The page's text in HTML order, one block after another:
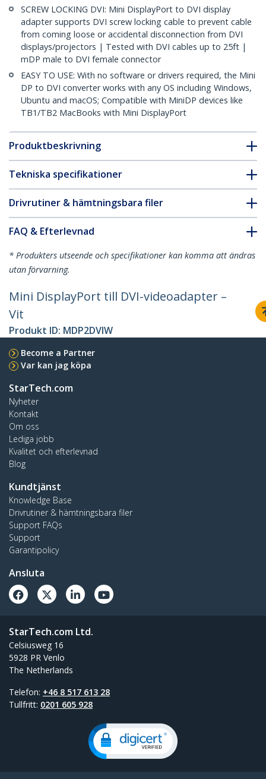
SCREW LOCKING DVI: Mini DisplayPort to DVI display
adapter supports DVI screw locking cable to prevent cable
from coming loose or accidental disconnection from DVI
displays/projectors | Tested with DVI cables up to 25ft |
mDP male to DVI female connector
EASY TO USE: With no software or drivers required, the Mini
DP to DVI converter works with any OS including Windows,
Ubuntu and macOS; Compatible with MiniDP devices like
TB1/TB2 MacBooks with Mini DisplayPort
Produktbeskrivning
Tekniska specifikationer
Drivrutiner & hämtningsbara filer
FAQ & Efterlevnad
* Produkters utseende och specifikationer kan komma att ändras
utan förvarning.
Mini DisplayPort till DVI-videoadapter –
Vit
Produkt ID: MDP2DVIW
Become a Partner
Var kan jag köpa
StarTech.com
Nyheter
Kontakt
Om oss
Lediga jobb
Kvalitet och efterlevnad
Blog
Kundtjänst
Knowledge Base
Drivrutiner & hämtningsbara filer
Support FAQs
Support
Garantipolicy
Ansluta
StarTech.com Ltd.
Celsiusweg 16
5928 PR Venlo
The Netherlands
Telefon: +46 8 517 613 28
Tullfritt: 0201 605 928